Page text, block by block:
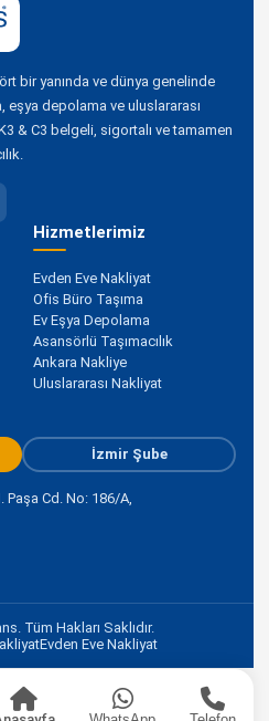
bir yanında ve dünya genelinde
eşya depolama ve uluslararası
& C3 belgeli, sigortalı ve tamamen
Hizmetlerimiz
Evden Eve Nakliyat
Ofis Büro Taşıma
Ev Eşya Depolama
Asansörlü Taşımacılık
Ankara Nakliye
Uluslararası Nakliyat
İzmir Şube
Paşa Cd. No: 186/A,
Tüm Hakları Saklıdır.
Evden Eve Nakliyat